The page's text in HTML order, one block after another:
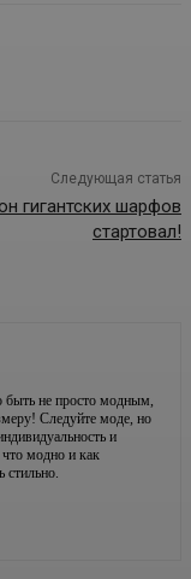
Следующая статья
гигантских шарфов
стартовал!
быть не просто модным,
Следуйте моде, но
и
модно и как